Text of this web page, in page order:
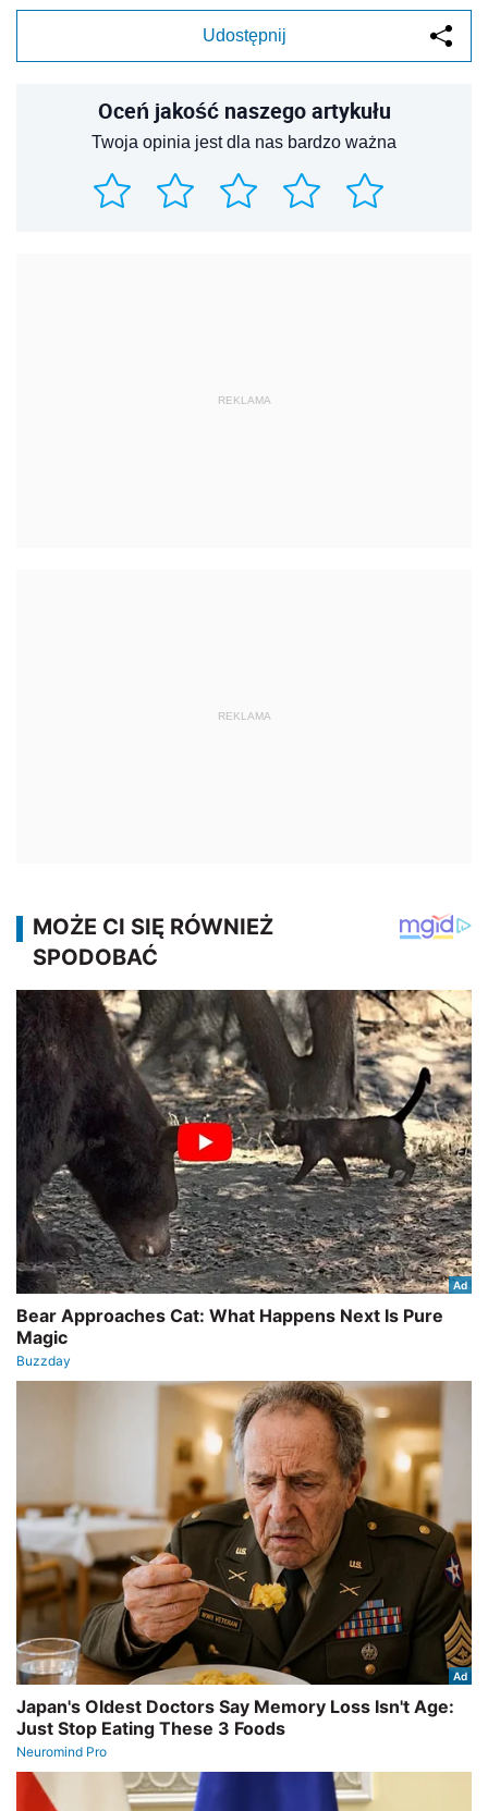
Udostępnij
Oceń jakość naszego artykułu
Twoja opinia jest dla nas bardzo ważna
REKLAMA
REKLAMA